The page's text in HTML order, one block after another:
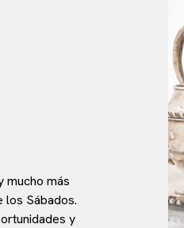
mucho más
los Sábados.
y